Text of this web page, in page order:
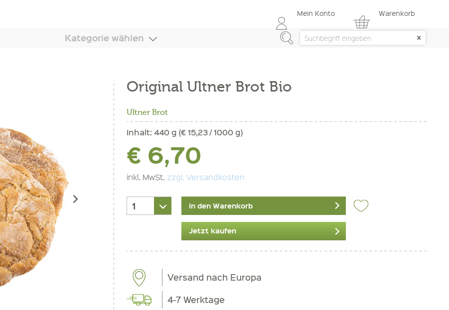
Mein Konto Warenkorb
Kategorie wählen
Original Ultner Brot Bio
Ultner Brot
Inhalt:440 g (€ 15,23 / 1000 g)
€ 6,70
inkl. MwSt. zzgl. Versandkosten
In den Warenkorb
Jetzt kaufen
Versand nach Europa
4-7 Werktage